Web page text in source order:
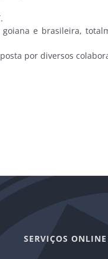
e brasileira,
por diversos
SERVIÇOS ONLINE